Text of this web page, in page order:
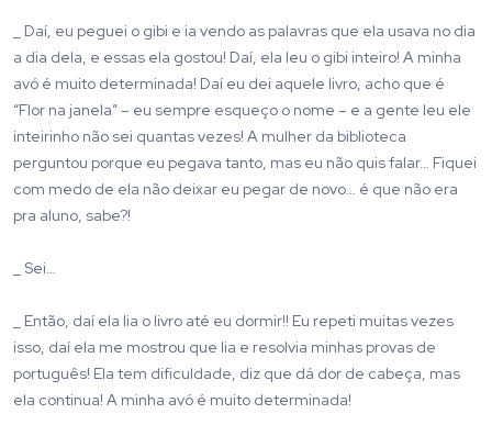
_ Daí, eu peguei o gibi e ia vendo as palavras que ela usava no dia
a dia dela, e essas ela gostou! Daí, ela leu o gibi inteiro! A minha
avó é muito determinada! Daí eu dei aquele livro, acho que é
“Flor na janela” – eu sempre esqueço o nome – e a gente leu ele
inteirinho não sei quantas vezes! A mulher da biblioteca
perguntou porque eu pegava tanto, mas eu não quis falar… Fiquei
com medo de ela não deixar eu pegar de novo… é que não era
pra aluno, sabe?!
_ Sei…
_ Então, daí ela lia o livro até eu dormir!! Eu repeti muitas vezes
isso, daí ela me mostrou que lia e resolvia minhas provas de
português! Ela tem dificuldade, diz que dá dor de cabeça, mas
ela continua! A minha avó é muito determinada!